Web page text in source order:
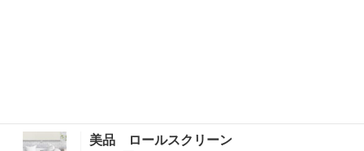
美品 ロールスクリーン